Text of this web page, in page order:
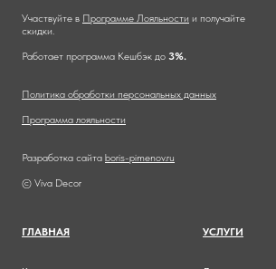
Участвуйте в Программе Лояльности и получайте
скидки.
Работает программа Кешбэк до 3%.
Политика обработки персональных данных
Программа лояльности
Разработка сайта boris-pimenov.ru
© Viva Decor
ГЛАВНАЯ УСЛУГИ